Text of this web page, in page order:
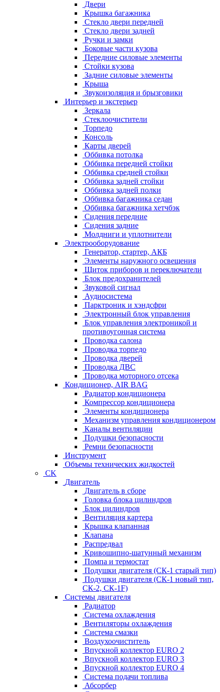
Двери
Крышка багажника
Стекло двери передней
Стекло двери задней
Ручки и замки
Боковые части кузова
Передние силовые элементы
Стойки кузова
Задние силовые элементы
Крыша
Звукоизоляция и брызговики
Интерьер и экстерьер
Зеркала
Стеклоочистители
Торпедо
Консоль
Карты дверей
Оббивка потолка
Оббивка передней стойки
Оббивка средней стойки
Оббивка задней стойки
Оббивка задней полки
Оббивка багажника седан
Оббивка багажника хетчбэк
Сидения передние
Сидения задние
Молдниги и уплотнители
Электрооборудование
Генератор, стартер, АКБ
Элементы наружного освещения
Щиток приборов и переключатели
Блок предохранителей
Звуковой сигнал
Аудиосистема
Парктроник и хэндсфри
Электронный блок управления
Блок управления электроникой и
противоугонная система
Проводка салона
Проводка торпедо
Проводка дверей
Проводка ДВС
Проводка моторного отсека
Кондиционер, AIR BAG
Радиатор кондиционера
Компрессор кондиционера
Элементы кондиционера
Механизм управления кондиционером
Каналы вентиляции
Подушки безопасности
Ремни безопасности
Инструмент
Объемы технических жидкостей
CK
Двигатель
Двигатель в сборе
Головка блока цилиндров
Блок цилиндров
Вентиляция картера
Крышка клапанная
Клапана
Распредвал
Кривошипно-шатунный механизм
Помпа и термостат
Подушки двигателя (СК-1 старый тип)
Подушки двигателя (СК-1 новый тип,
СК-2, СК-1F)
Системы двигателя
Радиатор
Система охлаждения
Вентиляторы охлаждения
Система смазки
Воздухоочиститель
Впускной коллектор EURO 2
Впускной коллектор EURO 3
Впускной коллектор EURO 4
Система подачи топлива
Абсорбер